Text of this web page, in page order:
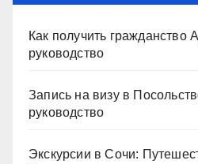
Как получить гражданство
руководство
Запись на визу в
руководство
Экскурсии в Сочи: